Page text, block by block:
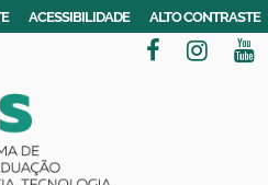
ACESSIBILIDADE ALTO CONTRASTE